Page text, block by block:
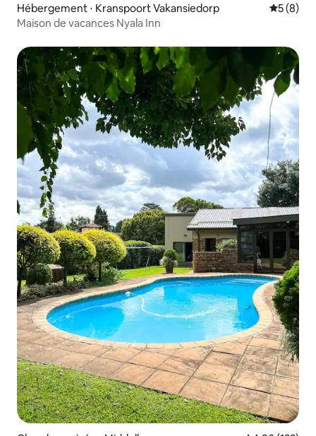
Hébergement ⋅ Kranspoort Vakansiedorp
5 (8)
Maison de vacances Nyala Inn